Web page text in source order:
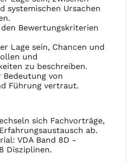
systemischen Ursachen
Bewertungskriterien
Lage sein, Chancen und
und
zu beschreiben.
Bedeutung von
Führung vertraut.
sich Fachvorträge,
ab.
VDA Band 8D -
Disziplinen.